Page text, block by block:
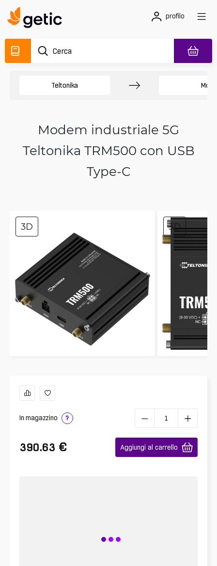
profilo
Teltonika
Modem industriale 5G
Teltonika TRM500 con USB
Type-C
3D 3D
In magazzino ?
390.63 € Aggiungi al carrello